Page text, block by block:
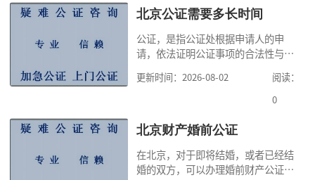
北京公证需要多长时间
公证，是指公证处根据申请人的申
请，依法证明公证事项的合法性与真
高公证事项的效力，固定证据，但是
很多人不知道在北京办理公证需要多
家，办理公证的时候除了需要按照公
道北京公证需要什么材料,北京公证需
要多少钱？北京公
更新时间：2026-08-02
阅读：
0
北京财产婚前公证
在北京，对于即将结婚，或者已经结
婚的双方，可以办理婚前财产公证，